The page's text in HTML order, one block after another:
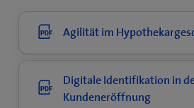
Agilität im
Digitale Identifikation in
Kundeneröffnung